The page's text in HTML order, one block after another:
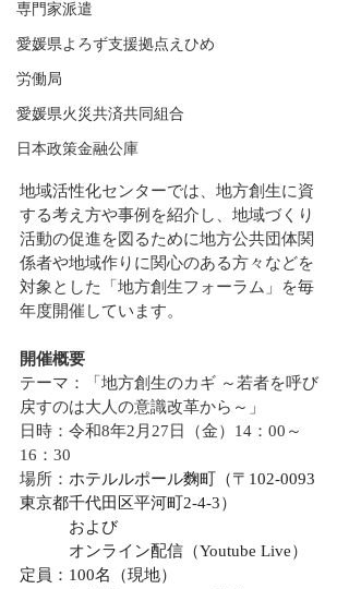
専門家派遣
愛媛県よろず支援拠点えひめ
労働局
愛媛県火災共済共同組合
日本政策金融公庫
地域活性化センターでは、地方創生に資
する考え方や事例を紹介し、地域づくり
活動の促進を図るために地方公共団体関
係者や地域作りに関心のある方々などを
対象とした「地方創生フォーラム」を毎
年度開催しています。
開催概要
テーマ：「地方創生のカギ ～若者を呼び
戻すのは大人の意識改革から～」
日時：令和8年2月27日（金）14：00～
16：30
場所： ホテルルポール麴町（〒102-0093
東京都千代田区平河町2-4-3）
および
オンライン配信（Youtube Live）
定員：100名（現地）